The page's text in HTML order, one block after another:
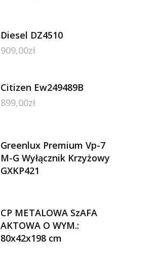
Diesel DZ4510
909,00zł
Citizen Ew249489B
899,00zł
Greenlux Premium Vp-7
M-G Wyłącznik Krzyżowy
GXKP421
CP METALOWA SzAFA
AKTOWA O WYM.:
80x42x198 cm